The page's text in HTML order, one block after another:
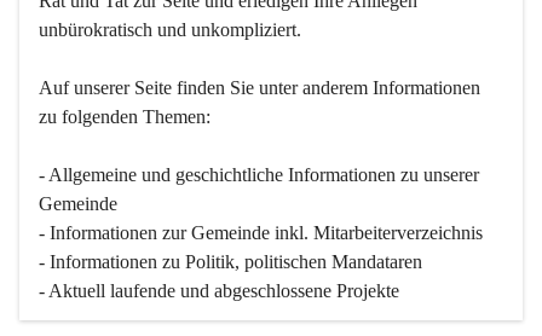
unbürokratisch und unkompliziert.
Auf unserer Seite finden Sie un­ter an­de­rem Informationen
zu folgenden Themen:
- Allgemeine und geschichtliche Informationen zu unserer
Gemeinde
- Informationen zur Gemeinde inkl. Mitarbeiterverzeichnis
- Informationen zu Politik, politischen Mandataren
- Aktuell laufende und abgeschlossene Projekte